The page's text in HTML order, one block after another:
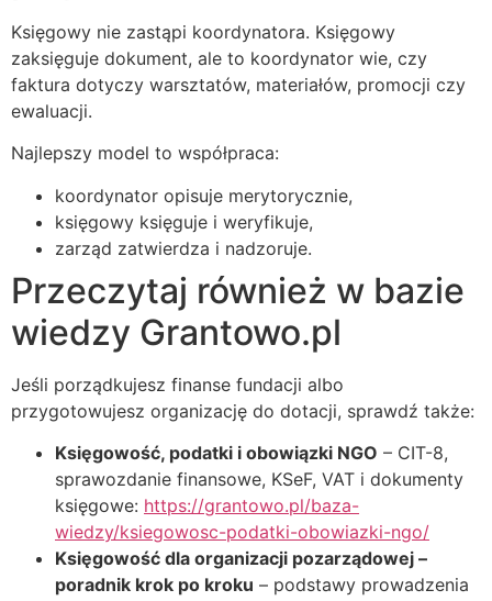
Księgowy nie zastąpi koordynatora. Księgowy
zaksięguje dokument, ale to koordynator wie, czy
faktura dotyczy warsztatów, materiałów, promocji czy
ewaluacji.
Najlepszy model to współpraca:
koordynator opisuje merytorycznie,
księgowy księguje i weryfikuje,
zarząd zatwierdza i nadzoruje.
Przeczytaj również w bazie
wiedzy Grantowo.pl
Jeśli porządkujesz finanse fundacji albo
przygotowujesz organizację do dotacji, sprawdź także:
Księgowość, podatki i obowiązki NGO – CIT-8,
sprawozdanie finansowe, KSeF, VAT i dokumenty
księgowe: https://grantowo.pl/baza-
wiedzy/ksiegowosc-podatki-obowiazki-ngo/
Księgowość dla organizacji pozarządowej –
poradnik krok po kroku – podstawy prowadzenia